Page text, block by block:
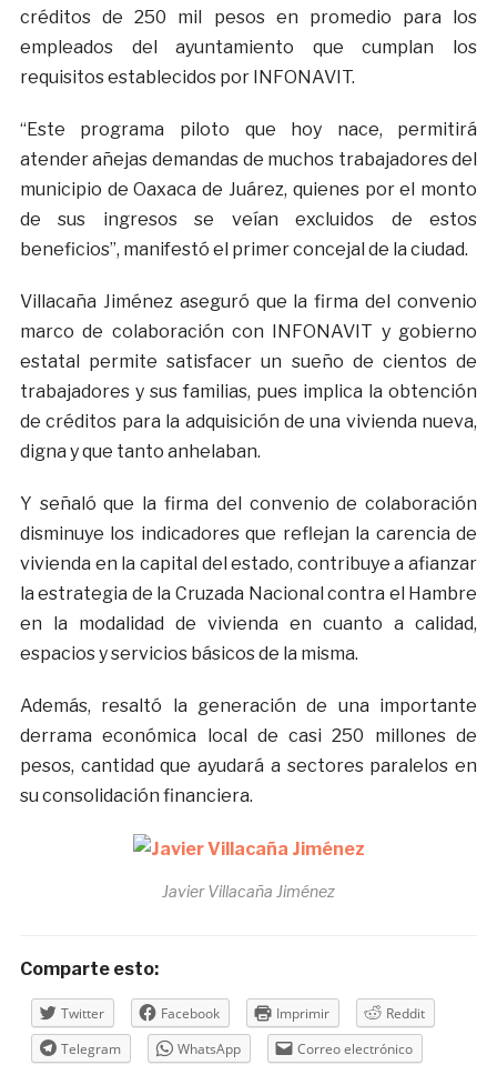
créditos de 250 mil pesos en promedio para los
empleados del ayuntamiento que cumplan los
requisitos establecidos por INFONAVIT.
“Este programa piloto que hoy nace, permitirá
atender añejas demandas de muchos trabajadores del
municipio de Oaxaca de Juárez, quienes por el monto
de sus ingresos se veían excluidos de estos
beneficios”, manifestó el primer concejal de la ciudad.
Villacaña Jiménez aseguró que la firma del convenio
marco de colaboración con INFONAVIT y gobierno
estatal permite satisfacer un sueño de cientos de
trabajadores y sus familias, pues implica la obtención
de créditos para la adquisición de una vivienda nueva,
digna y que tanto anhelaban.
Y señaló que la firma del convenio de colaboración
disminuye los indicadores que reflejan la carencia de
vivienda en la capital del estado, contribuye a afianzar
la estrategia de la Cruzada Nacional contra el Hambre
en la modalidad de vivienda en cuanto a calidad,
espacios y servicios básicos de la misma.
Además, resaltó la generación de una importante
derrama económica local de casi 250 millones de
pesos, cantidad que ayudará a sectores paralelos en
su consolidación financiera.
Javier Villacaña Jiménez
Comparte esto:
Twitter Facebook Imprimir
Reddit
Telegram
WhatsApp Correo electrónico